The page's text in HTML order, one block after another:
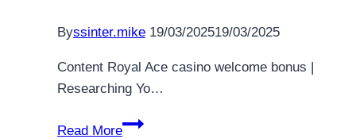
the
casino’s
requirements
Byssinter.mike 19/03/202519/03/2025
Content Royal Ace casino welcome bonus |
Researching Yo…
Read More
Better